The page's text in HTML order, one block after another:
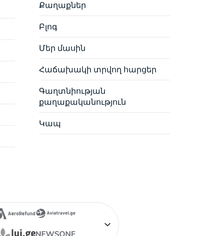
Քաղաքներ
Բլոգ
Մեր մասին
Հաճախակի տրվող հարցեր
Գաղտնիության
քաղաքականություն
Կապ